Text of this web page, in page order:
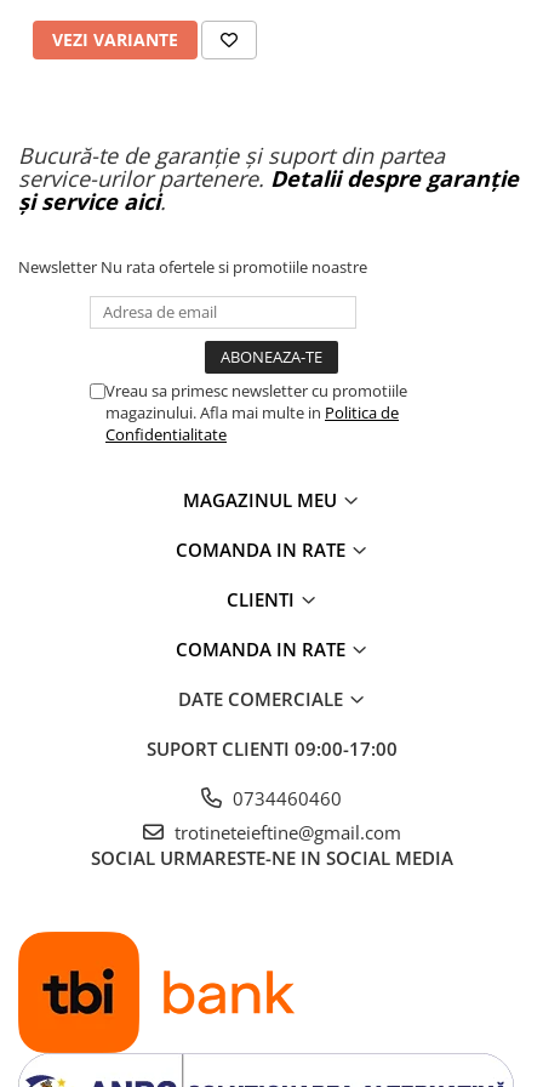
VEZI VARIANTE
Bucură-te de garanție și suport din partea
service-urilor partenere. Detalii despre garanție
și service aici.
Newsletter Nu rata ofertele si promotiile noastre
Vreau sa primesc newsletter cu promotiile
magazinului. Afla mai multe in Politica de
Confidentialitate
MAGAZINUL MEU
COMANDA IN RATE
CLIENTI
COMANDA IN RATE
DATE COMERCIALE
SUPORT CLIENTI 09:00-17:00
0734460460
trotineteieftine@gmail.com
SOCIAL URMARESTE-NE IN SOCIAL MEDIA